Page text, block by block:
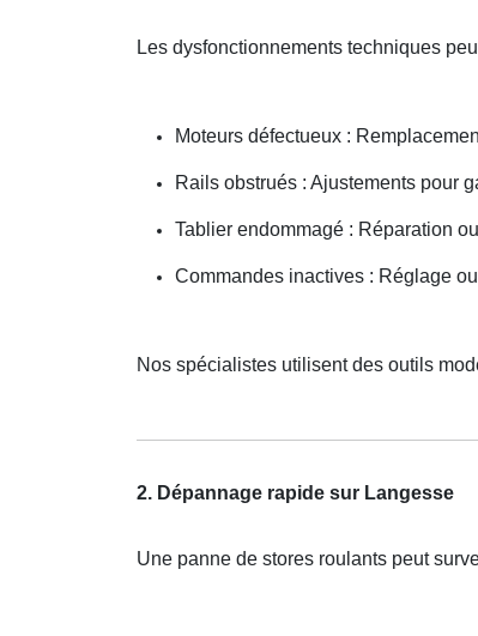
Les dysfonctionnements techniques
Moteurs défectueux :
Rails obstrués : Ajustements pour
Tablier endommagé : Réparation
Commandes inactives : Réglage
Nos spécialistes utilisent des outils
2. Dépannage rapide sur Langesse
Une panne de stores roulants peut